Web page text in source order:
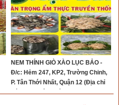
NEM THÍNH GIÒ XÀO LỤC BẢO -
Đ/c: Hẻm 247, KP2, Trường Chinh,
P. Tân Thới Nhất, Quận 12 (Địa chỉ
đúng 27A Tân Thới Nhất 13A) - Tel: